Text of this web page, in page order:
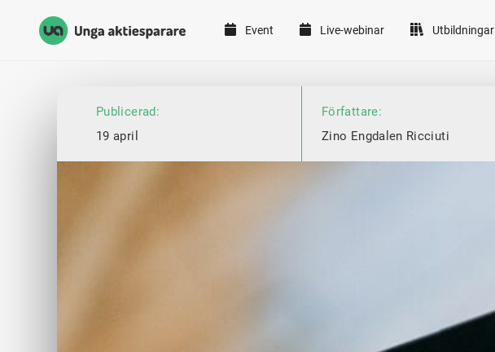
Unga Aktiesparare
Event Live-webinar Utbildningar
Publicerad:
19 april
Författare:
Zino Engdalen Ricciuti